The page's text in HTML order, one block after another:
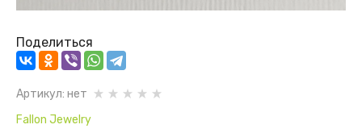
Поделиться
Артикул: нет
Fallon Jewelry